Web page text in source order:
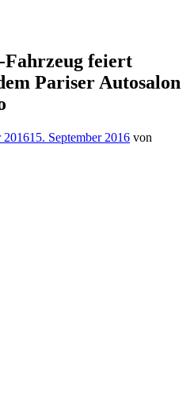
Fahrzeug feiert
Pariser Autosalon
201615. September 2016 von